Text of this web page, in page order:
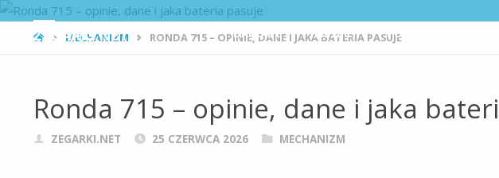
ZEGARKI.NET
Przejdź
treści
DAMSKIE MĘSKIE POCHODZENIE
STRONA
MECHANIZM RONDA 715 – OPINIE, DANE I JAKA BATERIA PASUJE
Ronda 715 – opinie, dane i jaka
ZEGARKI.NET 25 CZERWCA 2026 MECHANIZM